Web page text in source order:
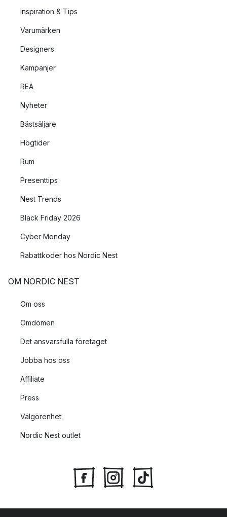
Inspiration & Tips
Varumärken
Designers
Kampanjer
REA
Nyheter
Bästsäljare
Högtider
Rum
Presenttips
Nest Trends
Black Friday 2026
Cyber Monday
Rabattkoder hos Nordic Nest
OM NORDIC NEST
Om oss
Omdömen
Det ansvarsfulla företaget
Jobba hos oss
Affiliate
Press
Välgörenhet
Nordic Nest outlet